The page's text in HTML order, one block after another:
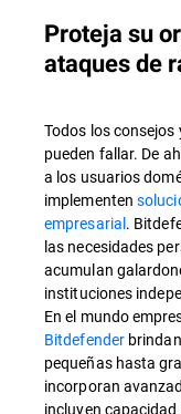
Proteja su
ataques de
Todos los
pueden fallar. De
a los usuarios
implementen
empresarial.
las necesidades
acumulan
instituciones
En el mundo
Bitdefenderbrindan
pequeñas hasta
incorporan
incluyen capacidad